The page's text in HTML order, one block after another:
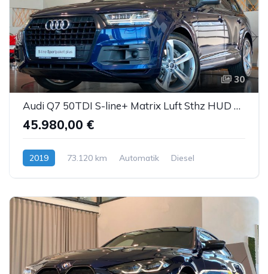
30
Audi Q7 50TDI S-line+ Matrix Luft Sthz HUD AHK ACC 7S
45.980,00 €
2019 73.120 km Automatik Diesel